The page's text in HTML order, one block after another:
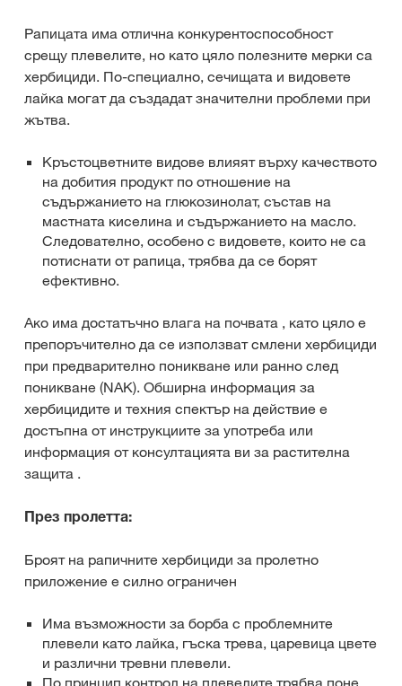
Рапицата има отлична конкурентоспособност
срещу плевелите, но като цяло полезните мерки са
хербициди. По-специално, сечищата и видовете
лайка могат да създадат значителни проблеми при
жътва.
Кръстоцветните видове влияят върху качеството
на добития продукт по отношение на
съдържанието на глюкозинолат, състав на
мастната киселина и съдържанието на масло.
Следователно, особено с видовете, които не са
потиснати от рапица, трябва да се борят
ефективно.
Ако има достатъчно влага на почвата , като цяло е
препоръчително да се използват смлени хербициди
при предварително поникване или ранно след
поникване (NAK). Обширна информация за
хербицидите и техния спектър на действие е
достъпна от инструкциите за употреба или
информация от консултацията ви за растителна
защита .
През пролетта:
Броят на рапичните хербициди за пролетно
приложение е силно ограничен
Има възможности за борба с проблемните
плевели като лайка, гъска трева, царевица цвете
и различни тревни плевели.
По принцип контрол на плевелите трябва поне